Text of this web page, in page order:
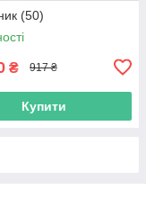
(50)
₴ 917 ₴
Купити